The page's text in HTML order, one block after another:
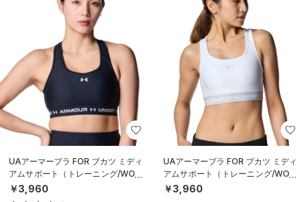
UAアーマーブラ FOR ブカツ ミディ
アムサポート（トレーニング/WOM
EN）
￥3,960
UAアーマーブラ FOR ブカツ ミディ
アムサポート（トレーニング/WOM
EN）
￥3,960